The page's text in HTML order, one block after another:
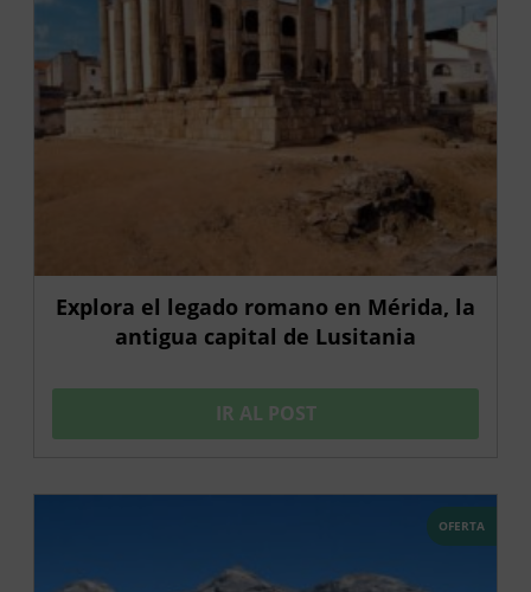
Explora el legado romano en Mérida, la
antigua capital de Lusitania
IR AL POST
OFERTA